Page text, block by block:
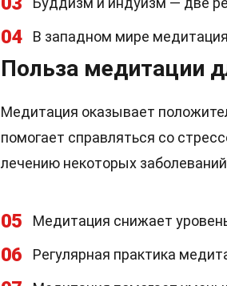
04 В западном мире
Польза медитации
Медитация оказывает
помогает справляться со
лечению некоторых
05 Медитация снижает
06 Регулярная практика